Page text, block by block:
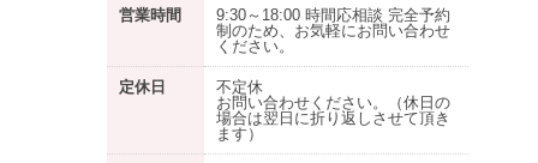
営業時間
9:30～18:00 時間応相談 完全予約
制のため、お気軽にお問い合わせ
ください。
定休日
不定休
お問い合わせください。（休日の
場合は翌日に折り返しさせて頂き
ます）